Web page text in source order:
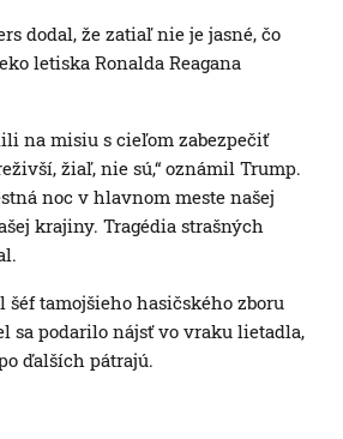
dodal, že zatiaľ nie je jasné, čo
letiska Ronalda Reagana
na misiu s cieľom zabezpečiť
žiaľ, nie sú,“ oznámil Trump.
noc v hlavnom meste našej
krajiny. Tragédia strašných
šéf tamojšieho hasičského zboru
sa podarilo nájsť vo vraku lietadla,
ďalších pátrajú.